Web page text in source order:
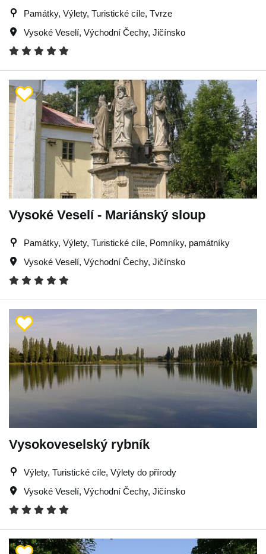
Památky, Výlety, Turistické cíle, Tvrze
Vysoké Veselí, Východní Čechy, Jičínsko
Vysoké Veselí - Mariánský sloup
Památky, Výlety, Turistické cíle, Pomníky, památníky
Vysoké Veselí, Východní Čechy, Jičínsko
Vysokoveselský rybník
Výlety, Turistické cíle, Výlety do přírody
Vysoké Veselí, Východní Čechy, Jičínsko